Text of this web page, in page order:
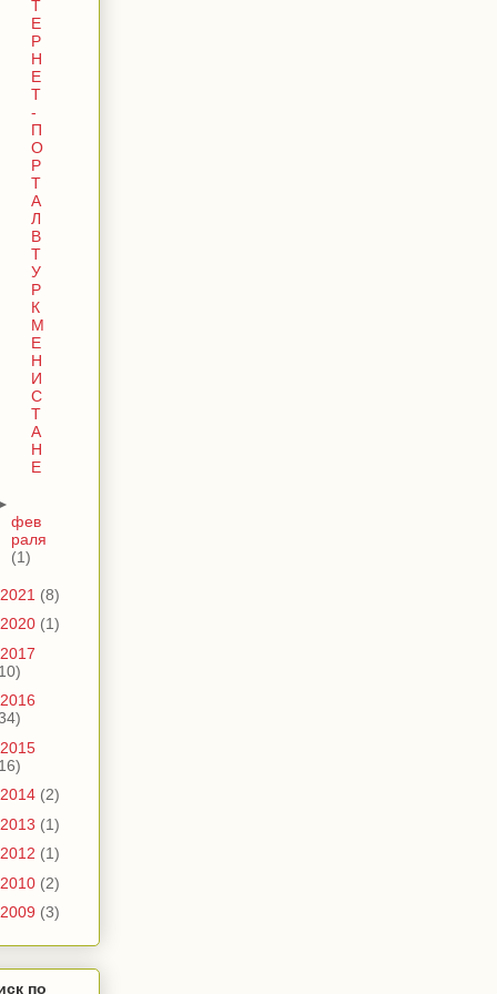
Т
Е
Р
Н
Е
Т
-
П
О
Р
Т
А
Л
В
Т
У
Р
К
М
Е
Н
И
С
Т
А
Н
Е
фев
раля
(1)
2021 (8)
2020 (1)
2017
2016
2015
2014 (2)
2013 (1)
2012 (1)
2010 (2)
2009 (3)
по